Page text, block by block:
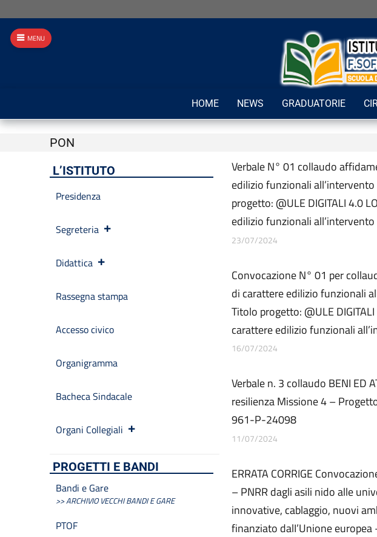
HOME NEWS GRADUATORIE
PON
Verbale N° 01 collaudo
edilizio funzionali
progetto: @ULE DIGITALI 4.0
edilizio funzionali all’intervento
23/07/2024
Convocazione N° 01 per
di carattere edilizio funzionali
Titolo progetto: @ULE
carattere edilizio funzionali
16/07/2024
Verbale n. 3 collaudo BENI ED
resilienza Missione 4 –
961-P-24098
11/07/2024
ERRATA CORRIGE
– PNRR dagli asili nido alle
innovative, cablaggio, nuovi
finanziato dalI’Unione
L’ISTITUTO
Presidenza
Segreteria
Didattica
Rassegna stampa
Accesso civico
Organigramma
Bacheca Sindacale
Organi Collegiali
PROGETTI E BANDI
Bandi e Gare
>> ARCHIVIO VECCHI BANDI E GARE
PTOF
MENU